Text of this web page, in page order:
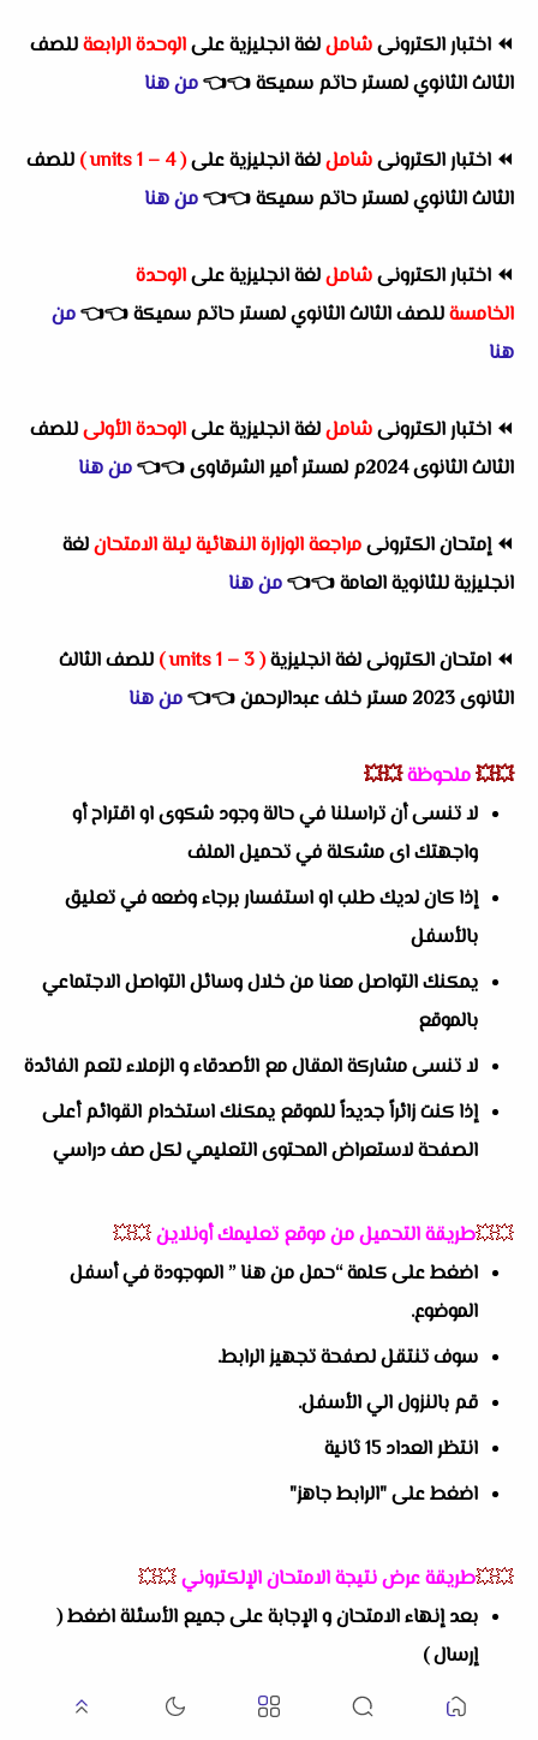
⏪ اختبار الكترونىشامللغة انجليزية علىالوحدة الرابعةللصف
الثالث الثانوي لمستر حاتم سميكة👈
👈من هنا
⏪ اختبار الكترونىشامللغة انجليزية على( units 1 – 4 )
للصف
الثالث الثانوي لمستر حاتم سميكة👈
👈من هنا
⏪ اختبار الكترونىشامللغة انجليزية علىالوحدة
الخامسةللصف الثالث الثانوي لمستر حاتم سميكة👈
👈من
هنا
⏪ اختبار الكترونىشامللغة انجليزية علىالوحدة الأولىللصف
الثالث الثانوى 2024م لمستر أمير الشرقاوى
👈
👈من هنا
⏪إمتحان الكترونىمراجعة الوزارة النهائية ليلة الامتحانلغة
انجليزية للثانوية العامة👈
👈من هنا
⏪ امتحان الكترونى لغة انجليزية( units 1 – 3 )
للصف الثالث
الثانوى 2023 مستر خلف عبدالرحمن
👈
👈من هنا
💥💥ملحوظة💥💥
لا تنسى أن تراسلنا في حالة وجود شكوى او اقتراح أو
واجهتك اى مشكلة في تحميل الملف
إذا كان لديك طلب او استفسار برجاء وضعه في تعليق
بالأسفل
يمكنك التواصل معنا من خلال وسائل التواصل الاجتماعي
بالموقع
لا تنسى مشاركة المقال مع الأصدقاء و الزملاء لتعم الفائدة
إذا كنت زائراً جديداً للموقع يمكنك استخدام القوائم أعلى
الصفحة لاستعراض المحتوى التعليمي لكل صف دراسي
💥💥طريقة التحميل من موقع تعليمك أونلاين💥💥
اضغط على كلمة “حمل من هنا ” الموجودة في أسفل
الموضوع.
سوف تنتقل لصفحة تجهيز الرابط.
قم بالنزول الي الأسفل.
انتظر العداد 15 ثانية
اضغط على "الرابط جاهز"
💥💥طريقة عرض نتيجة الامتحان الإلكتروني💥💥
بعد إنهاء الامتحان و الإجابة على جميع الأسئلة اضغط (
إرسال )
ثم اضغط على عرض النتيجة